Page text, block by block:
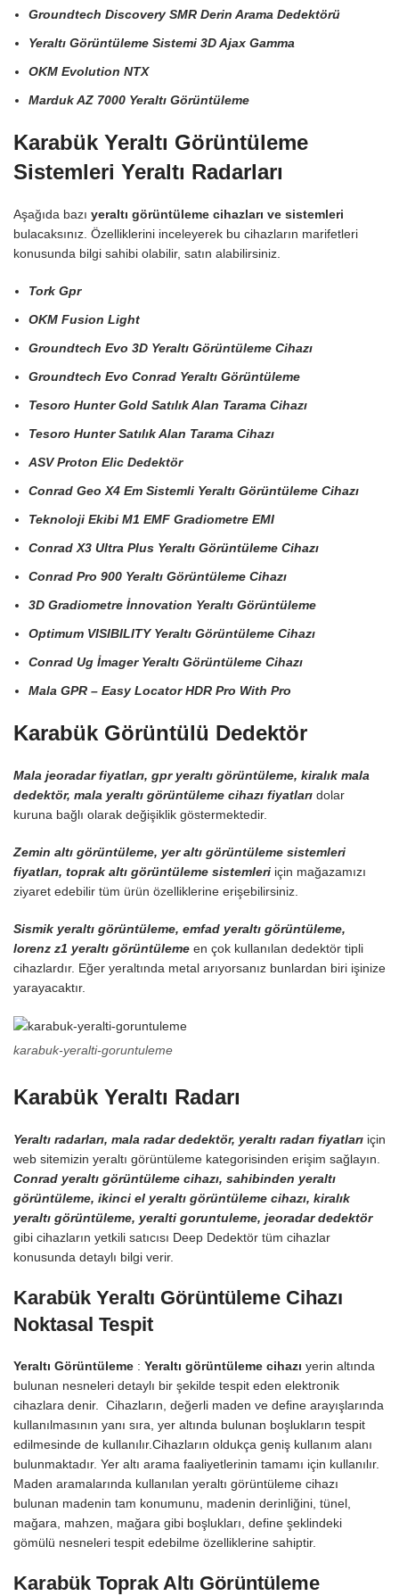
Groundtech Discovery SMR Derin Arama Dedektörü
Yeraltı Görüntüleme Sistemi 3D Ajax Gamma
OKM Evolution NTX
Marduk AZ 7000 Yeraltı Görüntüleme
Karabük Yeraltı Görüntüleme
Sistemleri Yeraltı Radarları
Aşağıda bazı yeraltı görüntüleme cihazları ve sistemleri
bulacaksınız. Özelliklerini inceleyerek bu cihazların marifetleri
konusunda bilgi sahibi olabilir, satın alabilirsiniz.
Tork Gpr
OKM Fusion Light
Groundtech Evo 3D Yeraltı Görüntüleme Cihazı
Groundtech Evo Conrad Yeraltı Görüntüleme
Tesoro Hunter Gold Satılık Alan Tarama Cihazı
Tesoro Hunter Satılık Alan Tarama Cihazı
ASV Proton Elic Dedektör
Conrad Geo X4 Em Sistemli Yeraltı Görüntüleme Cihazı
Teknoloji Ekibi M1 EMF Gradiometre EMI
Conrad X3 Ultra Plus Yeraltı Görüntüleme Cihazı
Conrad Pro 900 Yeraltı Görüntüleme Cihazı
3D Gradiometre İnnovation Yeraltı Görüntüleme
Optimum VISIBILITY Yeraltı Görüntüleme Cihazı
Conrad Ug İmager Yeraltı Görüntüleme Cihazı
Mala GPR – Easy Locator HDR Pro With Pro
Karabük Görüntülü Dedektör
Mala jeoradar fiyatları, gpr yeraltı görüntüleme, kiralık mala
dedektör, mala yeraltı görüntüleme cihazı fiyatları dolar
kuruna bağlı olarak değişiklik göstermektedir.
Zemin altı görüntüleme, yer altı görüntüleme sistemleri
fiyatları, toprak altı görüntüleme sistemleri için mağazamızı
ziyaret edebilir tüm ürün özelliklerine erişebilirsiniz.
Sismik yeraltı görüntüleme, emfad yeraltı görüntüleme,
lorenz z1 yeraltı görüntüleme en çok kullanılan dedektör tipli
cihazlardır. Eğer yeraltında metal arıyorsanız bunlardan biri işinize
yarayacaktır.
karabuk-yeralti-goruntuleme
Karabük Yeraltı Radarı
Yeraltı radarları, mala radar dedektör, yeraltı radarı fiyatları için
web sitemizin yeraltı görüntüleme kategorisinden erişim sağlayın.
Conrad yeraltı görüntüleme cihazı, sahibinden yeraltı
görüntüleme, ikinci el yeraltı görüntüleme cihazı, kiralık
yeraltı görüntüleme, yeralti goruntuleme, jeoradar dedektör
gibi cihazların yetkili satıcısı Deep Dedektör tüm cihazlar
konusunda detaylı bilgi verir.
Karabük Yeraltı Görüntüleme Cihazı
Noktasal Tespit
Yeraltı Görüntüleme : Yeraltı görüntüleme cihazı yerin altında
bulunan nesneleri detaylı bir şekilde tespit eden elektronik
cihazlara denir. Cihazların, değerli maden ve define arayışlarında
kullanılmasının yanı sıra, yer altında bulunan boşlukların tespit
edilmesinde de kullanılır.Cihazların oldukça geniş kullanım alanı
bulunmaktadır. Yer altı arama faaliyetlerinin tamamı için kullanılır.
Maden aramalarında kullanılan yeraltı görüntüleme cihazı
bulunan madenin tam konumunu, madenin derinliğini, tünel,
mağara, mahzen, mağara gibi boşlukları, define şeklindeki
gömülü nesneleri tespit edebilme özelliklerine sahiptir.
Karabük Toprak Altı Görüntüleme